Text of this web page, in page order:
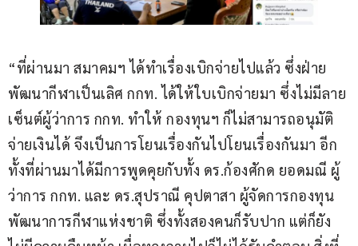
“ที่ผ่านมา สมาคมฯ ได้ทำเรื่องเบิกจ่ายไปแล้ว ซึ่งฝ่าย
พัฒนากีฬาเป็นเลิศ กกท. ได้ให้ใบเบิกจ่ายมา ซึ่งไม่มีลาย
เซ็นต์ผู้ว่าการ กกท. ทำให้ กองทุนฯ ก็ไม่สามารถอนุมัติ
จ่ายเงินได้ จึงเป็นการโยนเรื่องกันไปโยนเรื่องกันมา อีก
ทั้งที่ผ่านมาได้มีการพูดคุยกับทั้ง ดร.ก้องศักด ยอดมณี ผู้
ว่าการ กกท. และ ดร.สุปราณี คุปตาสา ผู้จัดการกองทุน
พัฒนาการกีฬาแห่งชาติ ซึ่งทั้งสองคนก็รับปาก แต่ก็ยัง